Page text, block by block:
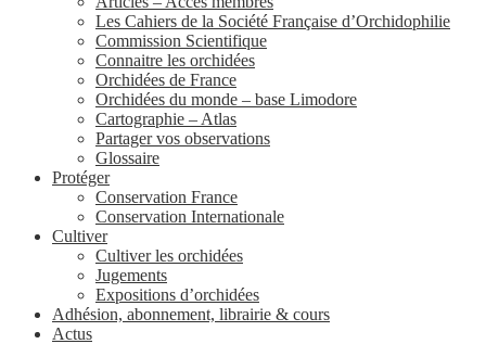
Les Cahiers de la Société Française d’Orchidophilie
Commission Scientifique
Connaitre les orchidées
Orchidées de France
Orchidées du monde – base Limodore
Cartographie – Atlas
Partager vos observations
Glossaire
Protéger
Conservation France
Conservation Internationale
Cultiver
Cultiver les orchidées
Jugements
Expositions d’orchidées
Adhésion, abonnement, librairie & cours
Actus